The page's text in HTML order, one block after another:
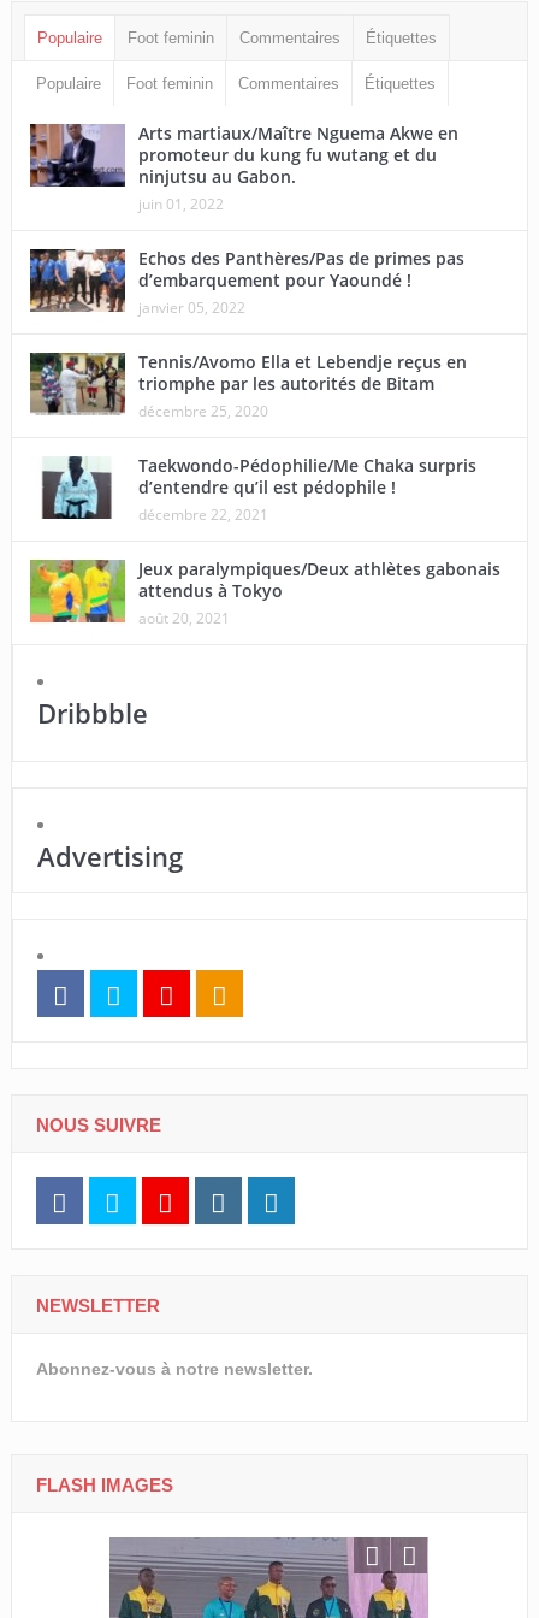
Populaire Foot feminin Commentaires Étiquettes
Populaire Foot feminin Commentaires Étiquettes
Arts martiaux/Maître Nguema Akwe en
promoteur du kung fu wutang et du
ninjutsu au Gabon.
juin 01, 2022
Echos des Panthères/Pas de primes pas
d’embarquement pour Yaoundé !
janvier 05, 2022
Tennis/Avomo Ella et Lebendje reçus en
triomphe par les autorités de Bitam
décembre 25, 2020
Taekwondo-Pédophilie/Me Chaka surpris
d’entendre qu’il est pédophile !
décembre 22, 2021
Jeux paralympiques/Deux athlètes gabonais
attendus à Tokyo
août 20, 2021
Dribbble
Advertising
NOUS SUIVRE
NEWSLETTER
Abonnez-vous à notre newsletter.
FLASH IMAGES